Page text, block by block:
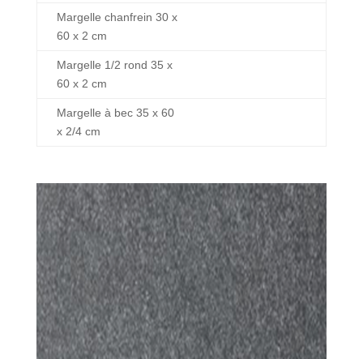
Margelle chanfrein 30 x
60 x 2 cm
Margelle 1/2 rond 35 x
60 x 2 cm
Margelle à bec 35 x 60
x 2/4 cm